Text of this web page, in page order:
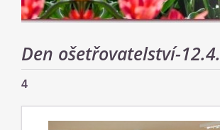
Den ošetřovatelství-
4